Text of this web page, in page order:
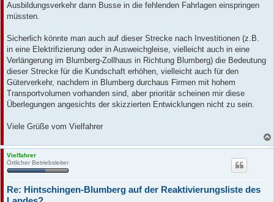
Ausbildungsverkehr dann Busse in die fehlenden Fahrlagen einspringen
müssten.
Sicherlich könnte man auch auf dieser Strecke nach Investitionen (z.B.
in eine Elektrifizierung oder in Ausweichgleise, vielleicht auch in eine
Verlängerung im Blumberg-Zollhaus in Richtung Blumberg) die Bedeutung
dieser Strecke für die Kundschaft erhöhen, vielleicht auch für den
Güterverkehr, nachdem in Blumberg durchaus Firmen mit hohem
Transportvolumen vorhanden sind, aber prioritär scheinen mir diese
Überlegungen angesichts der skizzierten Entwicklungen nicht zu sein.
Viele Grüße vom Vielfahrer
Vielfahrer
Örtlicher Betriebsleiter
Re: Hintschingen-Blumberg auf der Reaktivierungsliste des